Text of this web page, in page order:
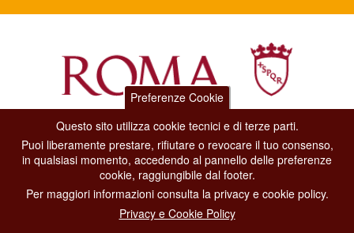
Dipartimento Grandi Eventi, Sport, Turismo e Moda.
Via di San Basilio, 51
00187 Roma
CONTACT CENTER TEL. 06 06 08
CONTATTA LA REDAZIONE
Preferenze Cookie
Questo sito utilizza cookie tecnici e di terze parti.
Puoi liberamente prestare, rifiutare o revocare il tuo consenso,
in qualsiasi momento, accedendo al pannello delle preferenze
cookie, raggiungibile dal footer.
Per maggiori informazioni consulta la privacy e cookie policy.
Privacy e Cookie Policy